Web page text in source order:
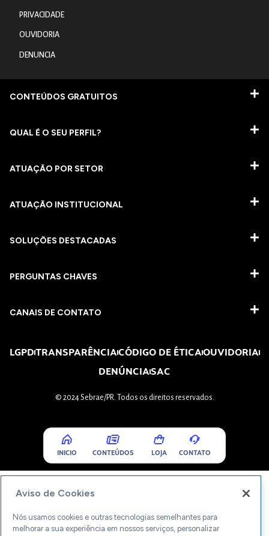
PRIVACIDADE
OUVIDORIA
DENUNCIA
CONTEÚDOS GRATUITOS
QUAL É O SEU PERFIL?
ATUAÇÃO POR SETOR
ATUAÇÃO INSTITUCIONAL
SOLUÇÕES DESTACADAS
PERGUNTAS CHAVES​
CANAIS DE CONTATO
LGPDTRANSPARÊNCIACÓDIGO DE ÉTICAOUVIDORIA
DENÚNCIASAC
© 2024 Sebrae/PR. Todos os direitos reservados.
INICIO CONTEÚDOS LOJA CONTATO
Aviso de Cookies
Nós usamos cookies e outras tecnologias semelhantes para
melhorar a sua experiência em nossos serviços, personalizar